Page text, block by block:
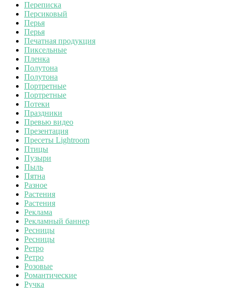
Переписка
Персиковый
Перья
Перья
Печатная продукция
Пиксельные
Пленка
Полутона
Полутона
Портретные
Портретные
Потеки
Праздники
Превью видео
Презентация
Пресеты Lightroom
Птицы
Пузыри
Пыль
Пятна
Разное
Растения
Растения
Реклама
Рекламный баннер
Ресницы
Ресницы
Ретро
Ретро
Розовые
Романтические
Ручка